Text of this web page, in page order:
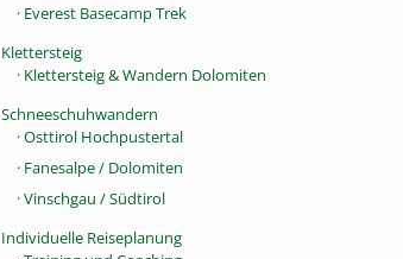
· Everest Basecamp Trek
Klettersteig
· Klettersteig & Wandern Dolomiten
Schneeschuhwandern
· Osttirol Hochpustertal
· Fanesalpe / Dolomiten
· Vinschgau / Südtirol
Individuelle Reiseplanung